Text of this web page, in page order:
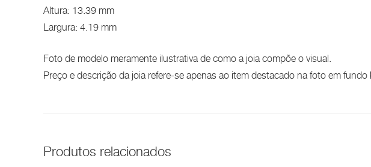
Altura: 13.39 mm
Largura: 4.19 mm
Foto de modelo meramente ilustrativa de como a joia compõe o visual.
Preço e descrição da joia refere-se apenas ao item destacado na foto em fundo
Produtos relacionados